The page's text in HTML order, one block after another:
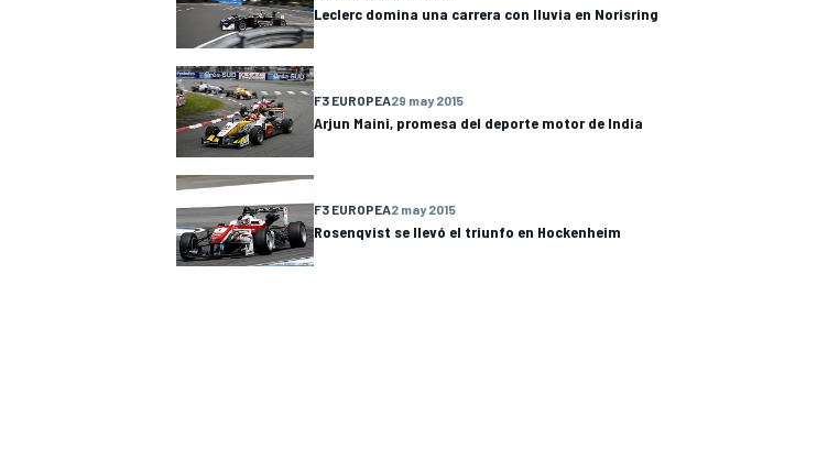
Leclerc domina una carrera con lluvia en Norisring
F3 EUROPEA29 may 2015
Arjun Maini, promesa del deporte motor de India
F3 EUROPEA2 may 2015
Rosenqvist se llevó el triunfo en Hockenheim